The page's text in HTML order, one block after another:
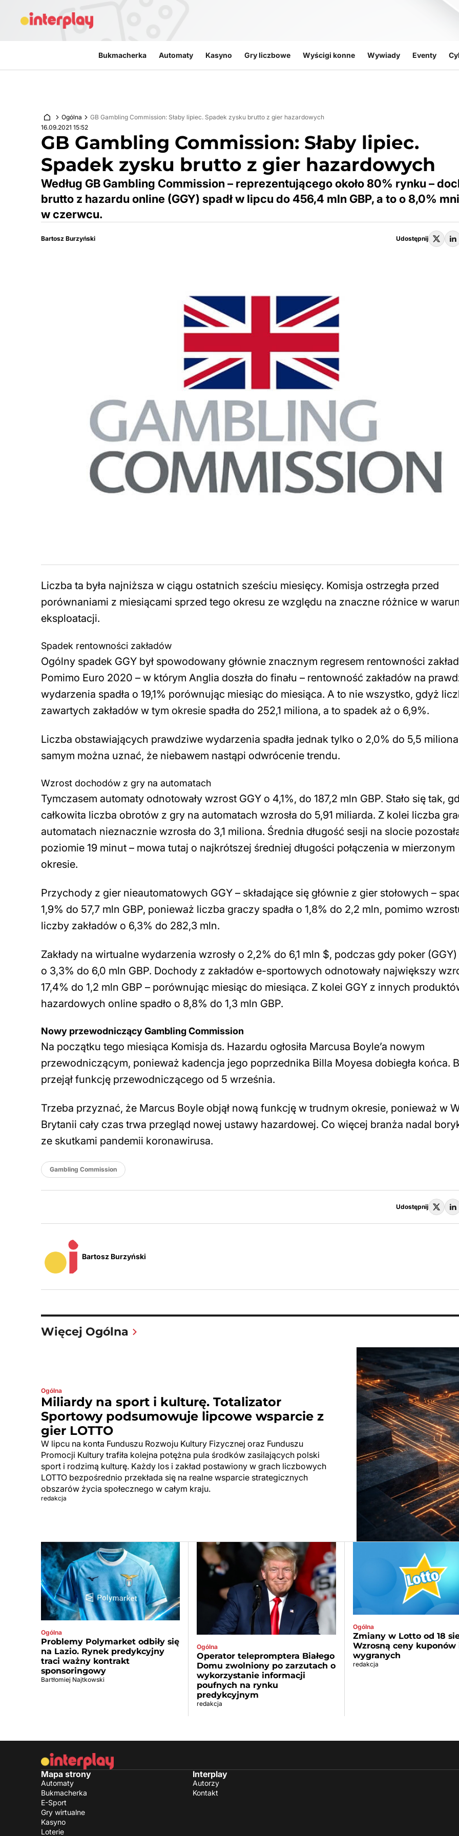
Bukmacherka Automaty Kasyno Gry liczbowe Wyścigi konne Wywiady Eventy
Ogólna
GB Gambling Commission: Słaby lipiec. Spadek zysku brutto z gier hazardowych
16.09.2021 15:52
GB Gambling Commission: Słaby lipiec.
Spadek zysku brutto z gier hazardowych
Według GB Gambling Commission – reprezentującego około 80% rynku –
brutto z hazardu online (GGY) spadł w lipcu do 456,4 mln GBP, a to o 8,0%
w czerwcu.
Bartosz Burzyński Udostępnij
Liczba ta była najniższa w ciągu ostatnich sześciu miesięcy. Komisja ostrzegła przed
porównaniami z miesiącami sprzed tego okresu ze względu na znaczne różnice w
eksploatacji.
Spadek rentowności zakładów
Ogólny spadek GGY był spowodowany głównie znacznym regresem rentowności
Pomimo Euro 2020 – w którym Anglia doszła do finału – rentowność zakładów na
wydarzenia spadła o 19,1% porównując miesiąc do miesiąca. A to nie wszystko, gdyż
zawartych zakładów w tym okresie spadła do 252,1 miliona, a to spadek aż o 6,9%.
Liczba obstawiających prawdziwe wydarzenia spadła jednak tylko o 2,0% do 5,5
samym można uznać, że niebawem nastąpi odwrócenie trendu.
Wzrost dochodów z gry na automatach
Tymczasem automaty odnotowały wzrost GGY o 4,1%, do 187,2 mln GBP. Stało się tak,
całkowita liczba obrotów z gry na automatach wzrosła do 5,91 miliarda. Z kolei liczba
automatach nieznacznie wzrosła do 3,1 miliona. Średnia długość sesji na slocie
poziomie 19 minut – mowa tutaj o najkrótszej średniej długości połączenia w mierzonym
okresie.
Przychody z gier nieautomatowych GGY – składające się głównie z gier stołowych –
1,9% do 57,7 mln GBP, ponieważ liczba graczy spadła o 1,8% do 2,2 mln, pomimo
liczby zakładów o 6,3% do 282,3 mln.
Zakłady na wirtualne wydarzenia wzrosły o 2,2% do 6,1 mln $, podczas gdy poker (GGY)
o 3,3% do 6,0 mln GBP. Dochody z zakładów e-sportowych odnotowały największy
17,4% do 1,2 mln GBP – porównując miesiąc do miesiąca. Z kolei GGY z innych
hazardowych online spadło o 8,8% do 1,3 mln GBP.
Nowy przewodniczący Gambling Commission
Na początku tego miesiąca Komisja ds. Hazardu ogłosiła Marcusa Boyle’a nowym
przewodniczącym, ponieważ kadencja jego poprzednika Billa Moyesa dobiegła końca.
przejął funkcję przewodniczącego od 5 września.
Trzeba przyznać, że Marcus Boyle objął nową funkcję w trudnym okresie, ponieważ w
Brytanii cały czas trwa przegląd nowej ustawy hazardowej. Co więcej branża nadal
ze skutkami pandemii koronawirusa.
Gambling Commission
Udostępnij
Bartosz Burzyński
Więcej Ogólna
Ogólna
Miliardy na sport i kulturę. Totalizator
Sportowy podsumowuje lipcowe wsparcie z
gier LOTTO
W lipcu na konta Funduszu Rozwoju Kultury Fizycznej oraz Funduszu
Promocji Kultury trafiła kolejna potężna pula środków zasilających polski
sport i rodzimą kulturę. Każdy los i zakład postawiony w grach liczbowych
LOTTO bezpośrednio przekłada się na realne wsparcie strategicznych
obszarów życia społecznego w całym kraju.
redakcja
Ogólna
Problemy Polymarket odbiły się
na Lazio. Rynek predykcyjny
traci ważny kontrakt
sponsoringowy
Bartłomiej Najtkowski
Ogólna
Operator telepromptera Białego
Domu zwolniony po zarzutach o
wykorzystanie informacji
poufnych na rynku
predykcyjnym
redakcja
Ogólna
Zmiany w Lotto od 18
Wzrosną ceny kuponów
wygranych
redakcja
Mapa strony
Automaty
Bukmacherka
E-Sport
Gry wirtualne
Kasyno
Loterie
Interplay
Autorzy
Kontakt